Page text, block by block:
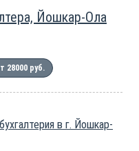
Йошкар-Ола
28000 руб.
в г. Йошкар-